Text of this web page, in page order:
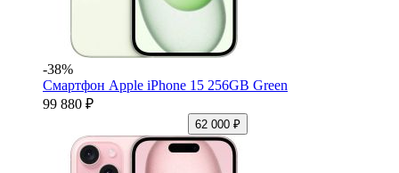
-38%
Смартфон Apple iPhone 15 256GB Green
99 880 ₽
62 000 ₽